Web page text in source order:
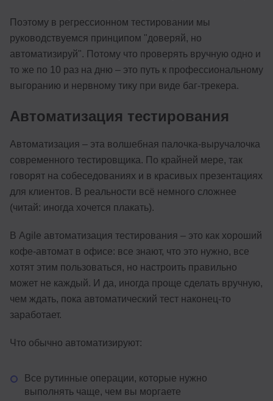
Поэтому в регрессионном тестировании мы
руководствуемся принципом "доверяй, но
автоматизируй". Потому что проверять вручную одно и
то же по 10 раз на дню – это путь к профессиональному
выгоранию и нервному тику при виде баг-трекера.
Автоматизация тестирования
Автоматизация – эта волшебная палочка-выручалочка
современного тестировщика. По крайней мере, так
говорят на собеседованиях и в красивых презентациях
для клиентов. В реальности всё немного сложнее
(читай: иногда хочется плакать).
В Agile автоматизация тестирования – это как хороший
кофе-автомат в офисе: все знают, что это нужно, все
хотят этим пользоваться, но настроить правильно
может не каждый. И да, иногда проще сделать вручную,
чем ждать, пока автоматический тест наконец-то
заработает.
Что обычно автоматизируют:
Все рутинные операции, которые нужно
выполнять чаще, чем вы моргаете